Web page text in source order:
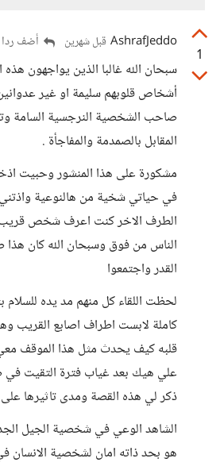
1
AshrafJeddo قبل شهرين أضف ردا
سبحان الله غالبا الذين يواجهون
أشخاص قلوبهم سليمة او غير
صاحب الشخصية النرجسية السامة
المقابل بالصمدمة والمفاجأة .
مشكورة على هذا المنشور وحبيت
في حياتي شخية من هالنوعية
الطرف الاخر كنت اعرف شخص قريب
الناس من فوق وسبحان الله كان
القدر واجتمعوا
لحظت اللقاء كل منهم مد يده للسلام
كاملة لابست اطراف اصابع
قلبه كيف يحدث مثل هذا الموقف
علي هيك بعد غياب فترة التقيت في
ذكر لي هذه القصة ومدى تاثيرها
الشاهد الوعي في شخصية الجيل
هو بحد ذاته امان لشخصية الانسان